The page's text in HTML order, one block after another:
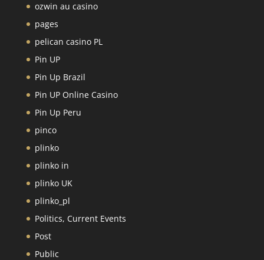
ozwin au casino
pages
pelican casino PL
Pin UP
Pin Up Brazil
Pin UP Online Casino
Pin Up Peru
pinco
plinko
plinko in
plinko UK
plinko_pl
Politics, Current Events
Post
Public